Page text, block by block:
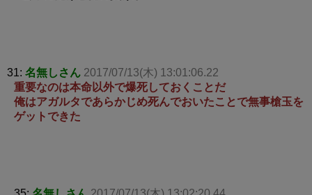
31: 名無しさん 2017/07/13(木) 13:01:06.22
重要なのは本命以外で爆死しておくことだ
俺はアガルタであらかじめ死んでおいたことで無事槍玉を
ゲットできた